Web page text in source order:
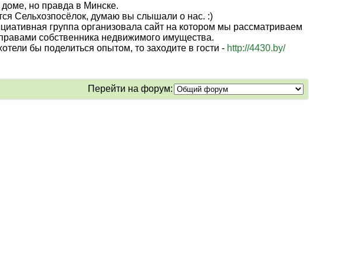
но правда в Минске.
Сельхозпосёлок, думаю вы слышали о нас. :)
группа организовала сайт на котором мы рассматриваем
собственника недвижимого имущества.
бы поделиться опытом, то заходите в гости - http://4430.by/
Перейти на форум: